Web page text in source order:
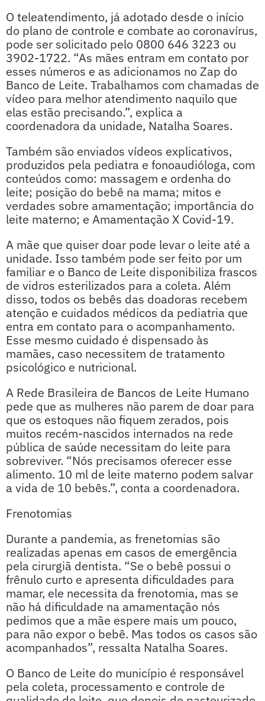
O teleatendimento, já adotado desde o início
do plano de controle e combate ao coronavírus,
pode ser solicitado pelo 0800 646 3223 ou
3902-1722. “As mães entram em contato por
esses números e as adicionamos no Zap do
Banco de Leite. Trabalhamos com chamadas de
vídeo para melhor atendimento naquilo que
elas estão precisando.”, explica a
coordenadora da unidade, Natalha Soares.
Também são enviados vídeos explicativos,
produzidos pela pediatra e fonoaudióloga, com
conteúdos como: massagem e ordenha do
leite; posição do bebê na mama; mitos e
verdades sobre amamentação; importância do
leite materno; e Amamentação X Covid-19.
A mãe que quiser doar pode levar o leite até a
unidade. Isso também pode ser feito por um
familiar e o Banco de Leite disponibiliza frascos
de vidros esterilizados para a coleta. Além
disso, todos os bebês das doadoras recebem
atenção e cuidados médicos da pediatria que
entra em contato para o acompanhamento.
Esse mesmo cuidado é dispensado às
mamães, caso necessitem de tratamento
psicológico e nutricional.
A Rede Brasileira de Bancos de Leite Humano
pede que as mulheres não parem de doar para
que os estoques não fiquem zerados, pois
muitos recém-nascidos internados na rede
pública de saúde necessitam do leite para
sobreviver. “Nós precisamos oferecer esse
alimento. 10 ml de leite materno podem salvar
a vida de 10 bebês.”, conta a coordenadora.
Frenotomias
Durante a pandemia, as frenetomias são
realizadas apenas em casos de emergência
pela cirurgiã dentista. “Se o bebê possui o
frênulo curto e apresenta dificuldades para
mamar, ele necessita da frenotomia, mas se
não há dificuldade na amamentação nós
pedimos que a mãe espere mais um pouco,
para não expor o bebê. Mas todos os casos são
acompanhados”, ressalta Natalha Soares.
O Banco de Leite do município é responsável
pela coleta, processamento e controle de